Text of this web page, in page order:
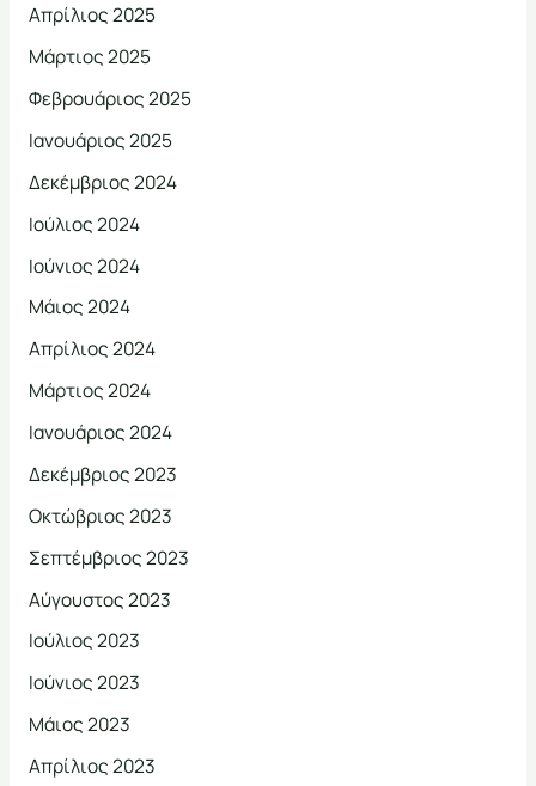
Απρίλιος 2025
Μάρτιος 2025
Φεβρουάριος 2025
Ιανουάριος 2025
Δεκέμβριος 2024
Ιούλιος 2024
Ιούνιος 2024
Μάιος 2024
Απρίλιος 2024
Μάρτιος 2024
Ιανουάριος 2024
Δεκέμβριος 2023
Οκτώβριος 2023
Σεπτέμβριος 2023
Αύγουστος 2023
Ιούλιος 2023
Ιούνιος 2023
Μάιος 2023
Απρίλιος 2023